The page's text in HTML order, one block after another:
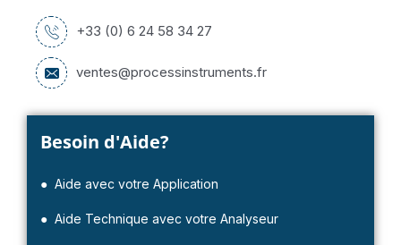
+33 (0) 6 24 58 34 27
ventes@processinstruments.fr
Besoin d'Aide?
● Aide avec votre Application
● Aide Technique avec votre Analyseur